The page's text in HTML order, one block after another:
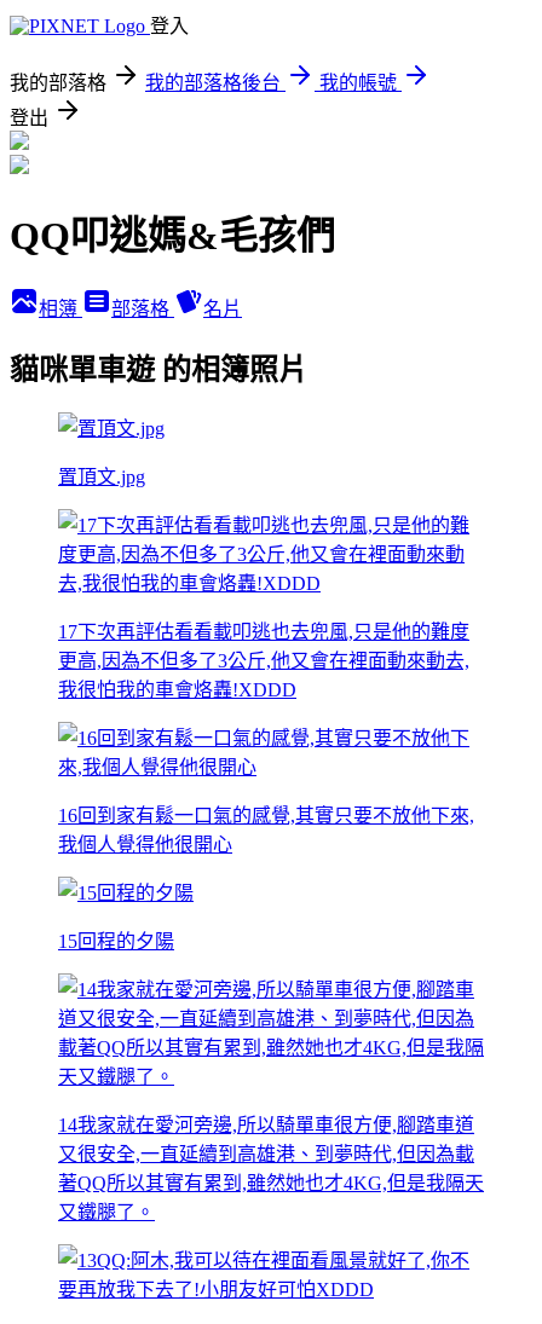
登入
我的部落格 我的部落格後台
我的帳號
登出
QQ叩逃媽&毛孩們
相簿 部落格 名片
貓咪單車遊 的相簿照片
置頂文.jpg
17下次再評估看看載叩逃也去兜風,只是他的難度
更高,因為不但多了3公斤,他又會在裡面動來動去,
我很怕我的車會烙轟!XDDD
16回到家有鬆一口氣的感覺,其實只要不放他下來,
我個人覺得他很開心
15回程的夕陽
14我家就在愛河旁邊,所以騎單車很方便,腳踏車道
又很安全,一直延續到高雄港、到夢時代,但因為載
著QQ所以其實有累到,雖然她也才4KG,但是我隔天
又鐵腿了。